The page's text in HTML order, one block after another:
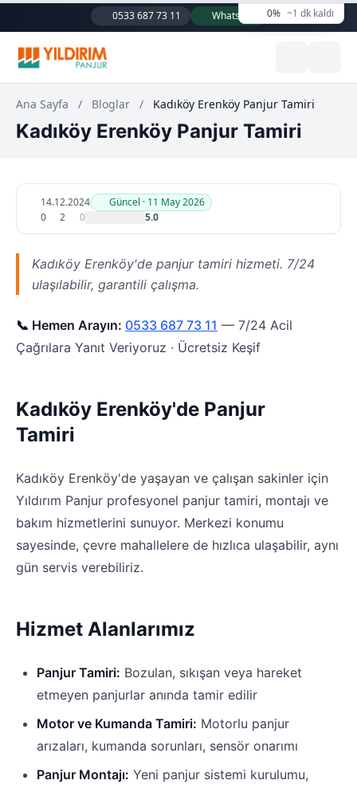
0533 687 73 11 WhatsApp 0% ~1 dk kaldı
Ana Sayfa / Bloglar / Kadıköy Erenköy Panjur Tamiri
Kadıköy Erenköy Panjur Tamiri
14.12.2024
Güncel · 11 May 2026
0
2 0 5.0
Kadıköy Erenköy'de panjur tamiri hizmeti. 7/24
ulaşılabilir, garantili çalışma.
📞 Hemen Arayın: 0533 687 73 11 — 7/24 Acil
Çağrılara Yanıt Veriyoruz · Ücretsiz Keşif
Kadıköy Erenköy'de Panjur
Tamiri
Kadıköy Erenköy'de yaşayan ve çalışan sakinler için
Yıldırım Panjur profesyonel panjur tamiri, montajı ve
bakım hizmetlerini sunuyor. Merkezi konumu
sayesinde, çevre mahallelere de hızlıca ulaşabilir, aynı
gün servis verebiliriz.
Hizmet Alanlarımız
Panjur Tamiri: Bozulan, sıkışan veya hareket
etmeyen panjurlar anında tamir edilir
Motor ve Kumanda Tamiri: Motorlu panjur
arızaları, kumanda sorunları, sensör onarımı
Panjur Montajı: Yeni panjur sistemi kurulumu,